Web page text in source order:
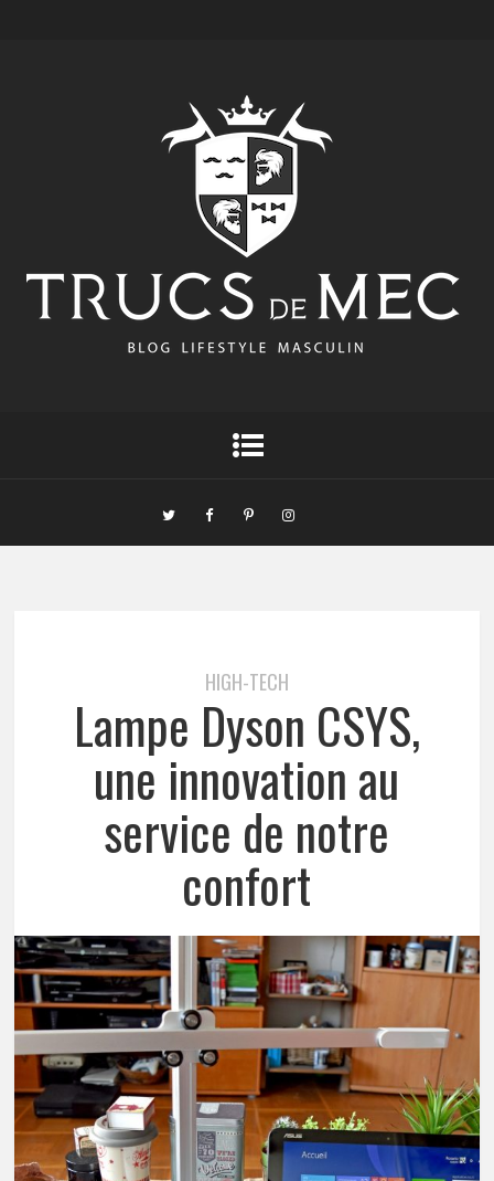
HIGH-TECH
Lampe Dyson CSYS,
une innovation au
service de notre
confort